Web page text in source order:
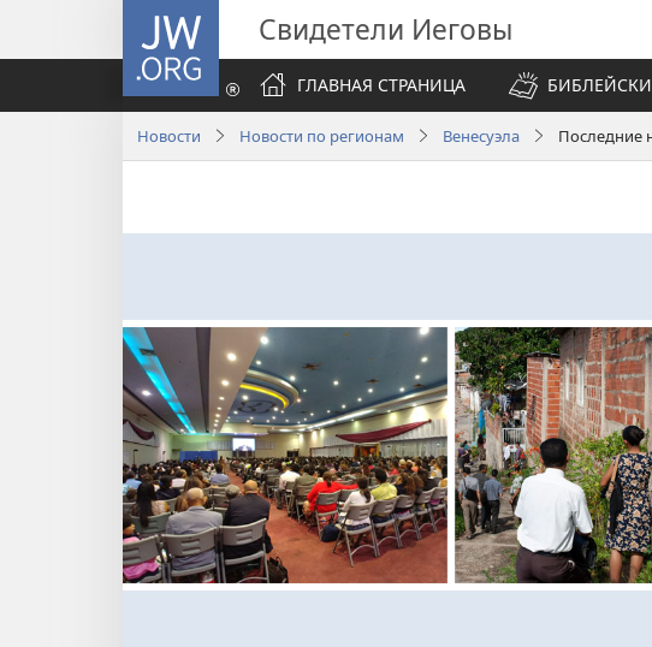
JW.ORG Свидетели Иеговы
ГЛАВНАЯ СТРАНИЦА
Новости Новости по регионам Венесуэла Последние